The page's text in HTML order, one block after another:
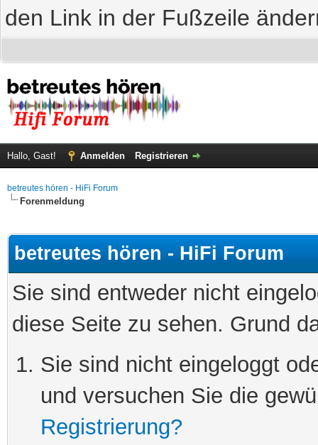
den Link in der Fußzeile
Hallo, Gast! Anmelden Registrieren
betreutes hören - HiFi Forum
Forenmeldung
betreutes hören - HiFi Forum
Sie sind entweder nicht
diese Seite zu sehen. Grund
Sie sind nicht eingeloggt
und versuchen Sie die
Registrierung?